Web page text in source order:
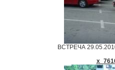
ВСТРЕЧА